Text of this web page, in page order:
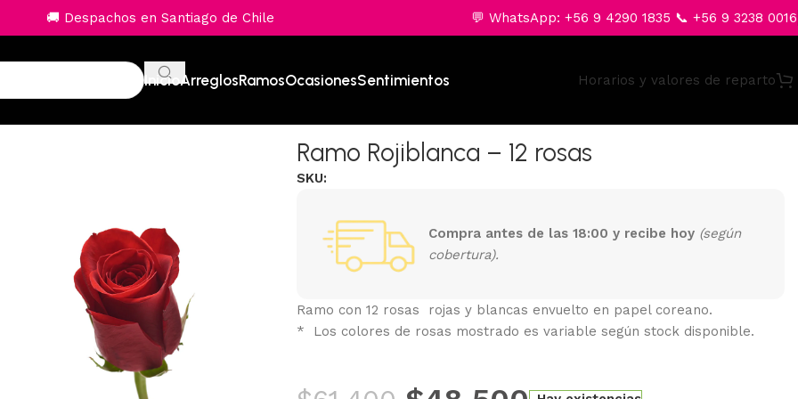
🚚 Despachos en Santiago de Chile 💬 WhatsApp: +56 9 4290 1835 📞 +56 9 3238 0016
InicioArreglosRamosOcasionesSentimientos Horarios y valores de reparto
Ramo Rojiblanca – 12 rosas
SKU:
Compra antes de las 18:00 y recibe hoy (según
cobertura).
Ramo con 12 rosas rojas y blancas envuelto en papel coreano.
* Los colores de rosas mostrado es variable según stock disponible.